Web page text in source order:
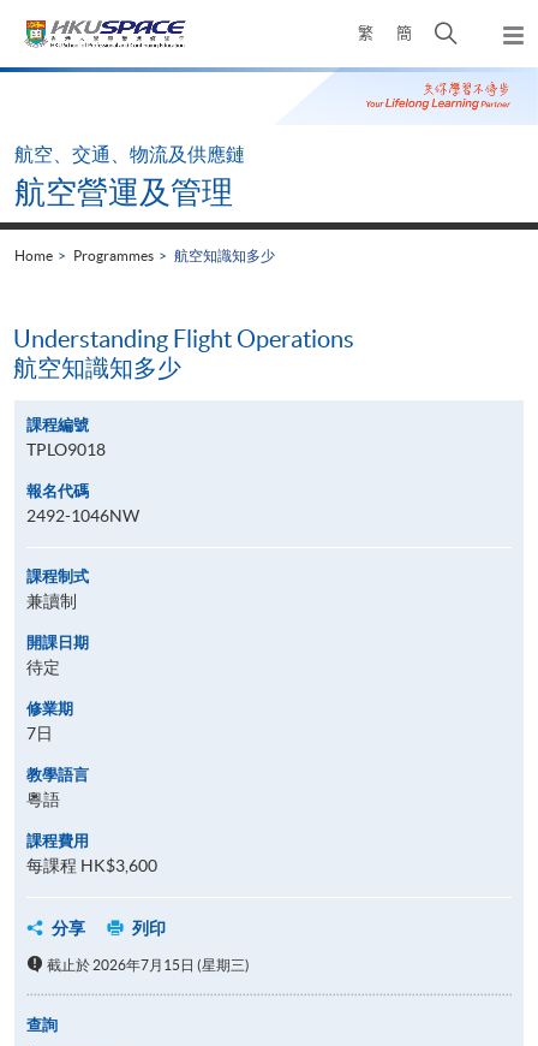
繁 簡
Open
search
panel
Main
航空、交通、物流及供應鏈
航空營運及管理
Home Programmes 航空知識知多少
Understanding Flight Operations
航空知識知多少
課程編號
TPLO9018
報名代碼
2492-1046NW
課程制式
兼讀制
開課日期
待定
修業期
7日
教學語言
粵語
課程費用
每課程 HK$3,600
分享 列印
截止於 2026年7月15日 (星期三)
查詢